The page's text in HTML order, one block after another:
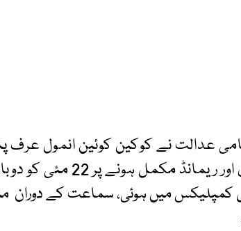
عدالت نے کوکین کوئین انمول
ہونے پر 22 مئی کو دوبارہ پیش کرنے کا حکم دیا